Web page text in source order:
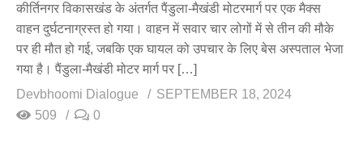
कीर्तिनगर विकासखंड के अंतर्गत पैंडुला-मैखंडी मोटरमार्ग पर एक मैक्स
वाहन दुर्घटनाग्रस्त हो गया। वाहन में सवार चार लोगों में से तीन की मौके
पर ही मौत हो गई, जबकि एक घायल को उपचार के लिए बेस अस्पताल भेजा
गया है। पैंडुला-मैखंडी मोटर मार्ग पर […]
Devbhoomi Dialogue
SEPTEMBER 18, 2024
509
0